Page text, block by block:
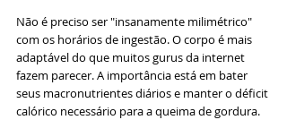
Não é preciso ser "insanamente milimétrico"
com os horários de ingestão. O corpo é mais
adaptável do que muitos gurus da internet
fazem parecer. A importância está em bater
seus macronutrientes diários e manter o déficit
calórico necessário para a queima de gordura.